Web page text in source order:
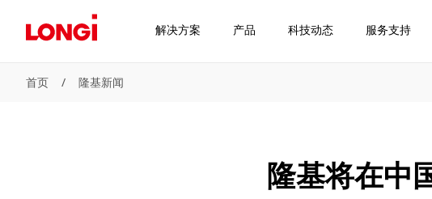
解决方案 产品 科技动态 服务支持
首页 / 隆基新闻
隆基将在中